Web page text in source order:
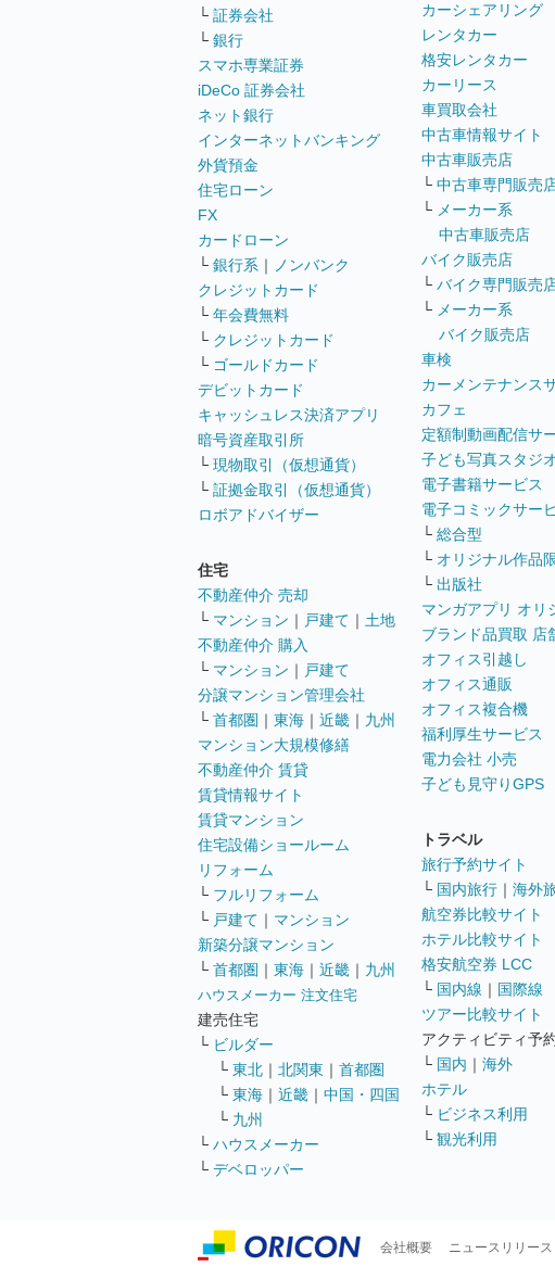
└ 証券会社
└ 銀行
スマホ専業証券
iDeCo 証券会社
ネット銀行
インターネットバンキング
外貨預金
住宅ローン
FX
カードローン
└ 銀行系 ｜
ノンバンク
クレジットカード
└ 年会費無料
└ クレジットカード
└ ゴールドカード
デビットカード
キャッシュレス決済アプリ
暗号資産取引所
└ 現物取引（仮想通貨）
└ 証拠金取引（仮想通貨）
ロボアドバイザー
住宅
不動産仲介 売却
└ マンション ｜ 戸建て ｜ 土地
不動産仲介 購入
└ マンション ｜ 戸建て
分譲マンション管理会社
└ 首都圏 ｜ 東海 ｜ 近畿 ｜ 九州
マンション大規模修繕
不動産仲介 賃貸
賃貸情報サイト
賃貸マンション
住宅設備ショールーム
リフォーム
└ フルリフォーム
└ 戸建て ｜ マンション
新築分譲マンション
└ 首都圏 ｜ 東海 ｜ 近畿 ｜ 九州
ハウスメーカー 注文住宅
建売住宅
└ ビルダー
└ 東北 ｜ 北関東 ｜ 首都圏
└ 東海 ｜ 近畿 ｜ 中国・四国
└ 九州
└ ハウスメーカー
└ デベロッパー
カーシェアリング
レンタカー
格安レンタカー
カーリース
車買取会社
中古車情報サイト
中古車販売店
└ 中古車専門販売
└ メーカー系
中古車販売店
バイク販売店
└ バイク専門販売
└ メーカー系
バイク販売店
車検
カーメンテナンス
カフェ
定額制動画配信サ
子ども写真スタジ
電子書籍サービス
電子コミックサー
└ 総合型
└ オリジナル作品
└ 出版社
マンガアプリ オリ
ブランド品買取 店
オフィス引越し
オフィス通販
オフィス複合機
福利厚生サービス
電力会社 小売
子ども見守りGPS
トラベル
旅行予約サイト
└ 国内旅行 ｜ 海外
航空券比較サイト
ホテル比較サイト
格安航空券 LCC
└ 国内線 ｜ 国際線
ツアー比較サイト
アクティビティ予
└ 国内 ｜ 海外
ホテル
└ ビジネス利用
└ 観光利用
会社概要 ニュースリリース